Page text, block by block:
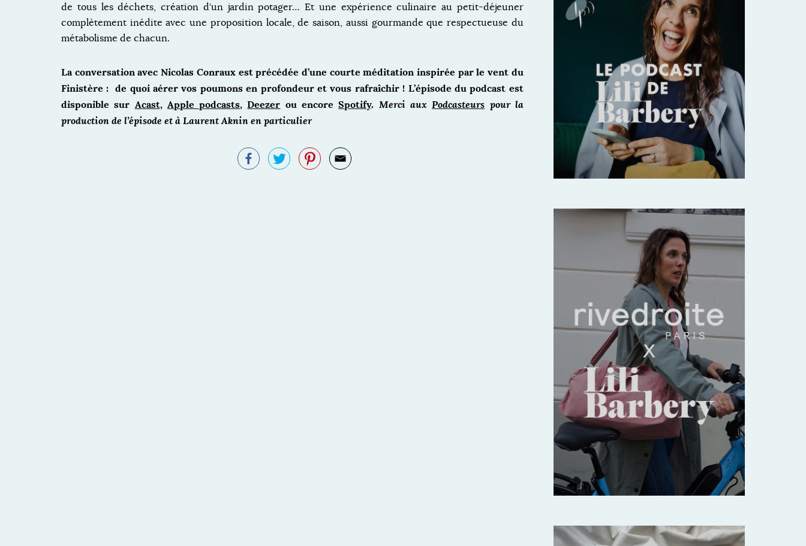
de tous les déchets, création d’un jardin potager… Et une expérience culinaire au petit-déjeuner
complètement inédite avec une proposition locale, de saison, aussi gourmande que respectueuse du
métabolisme de chacun.
La conversation avec Nicolas Conraux est précédée d’une courte méditation inspirée par le vent du
Finistère : de quoi aérer vos poumons en profondeur et vous rafraîchir ! L’épisode du podcast est
disponible sur Acast, Apple podcasts,Deezer ou encoreSpotify. Merci aux Podcasteurs pour la
production de l’épisode et à Laurent Aknin en particulier